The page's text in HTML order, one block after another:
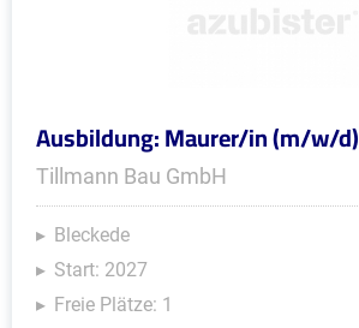
Ausbildung: Maurer/in (m/w/d)
Tillmann Bau GmbH
Bleckede
Start: 2027
Freie Plätze: 1